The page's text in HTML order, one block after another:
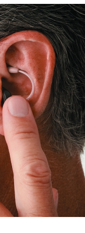
Signia Silk IXWidex
Domes
van Signia.